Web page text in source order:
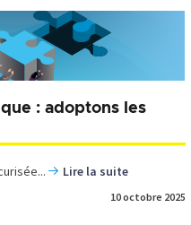
: adoptons les
Lire la suite
10 octobre 2025